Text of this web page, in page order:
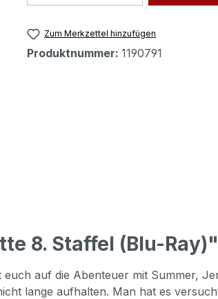
Zum Merkzettel hinzufügen
Produktnummer: 1190791
8. Staffel (Blu-Ray)"
auf die Abenteuer mit Summer,
lange aufhalten. Man hat es